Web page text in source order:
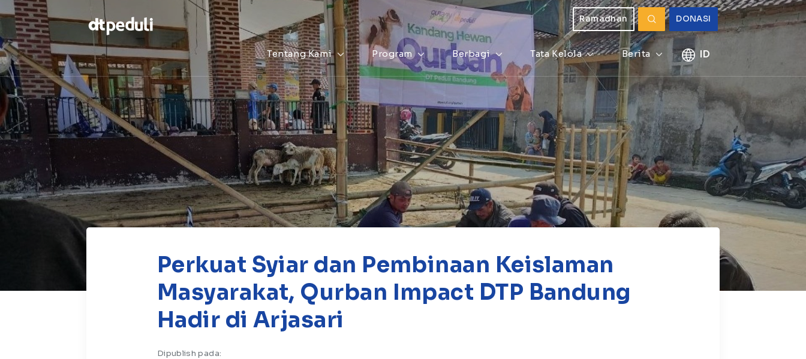
CARI
Temukan
berbagai
kebaikan
DONASI
Ramadhan
Tentang Kami Program Berbagi Tata Kelola Berita ID
Perkuat Syiar dan Pembinaan Keislaman
Masyarakat, Qurban Impact DTP Bandung
Hadir di Arjasari
Dipublish pada: